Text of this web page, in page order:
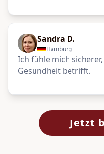
Sandra D.
Hamburg
Ich fühle mich
Gesundheit betrifft.
Jetzt